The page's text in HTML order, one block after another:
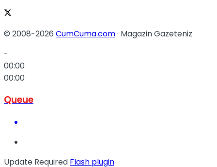
© 2008-2026 CumCuma.com· Magazin Gazeteniz
-
00:00
00:00
Queue
Update Required Flash plugin